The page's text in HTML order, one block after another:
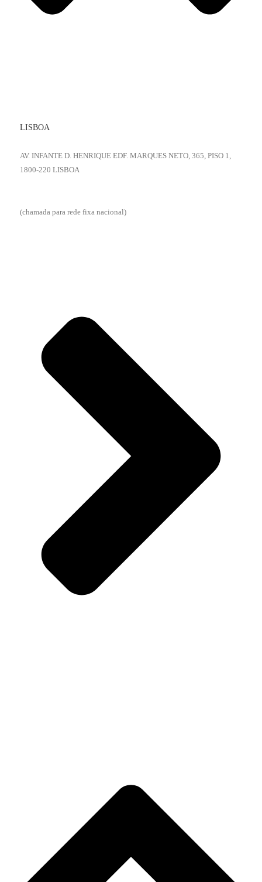
LISBOA
AV. INFANTE D. HENRIQUE EDF. MARQUES NETO, 365, PISO 1,
1800-220 LISBOA
(chamada para rede fixa nacional)